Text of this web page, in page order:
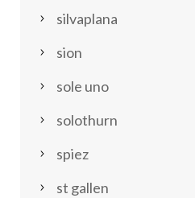
silvaplana
sion
sole uno
solothurn
spiez
st gallen